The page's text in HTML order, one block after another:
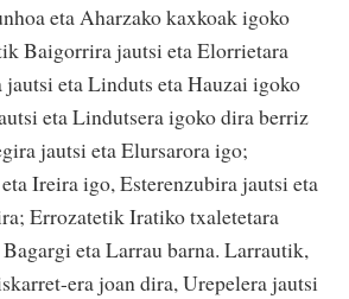
eta Aharzako kaxkoak igoko
Baigorrira jautsi eta Elorrietara
eta Linduts eta Hauzai igoko
eta Lindutsera igoko dira berriz
jautsi eta Elursarora igo;
Ireira igo, Esterenzubira jautsi eta
Errozatetik Iratiko txaletetara
eta Larrau barna. Larrautik,
era joan dira, Urepelera jautsi